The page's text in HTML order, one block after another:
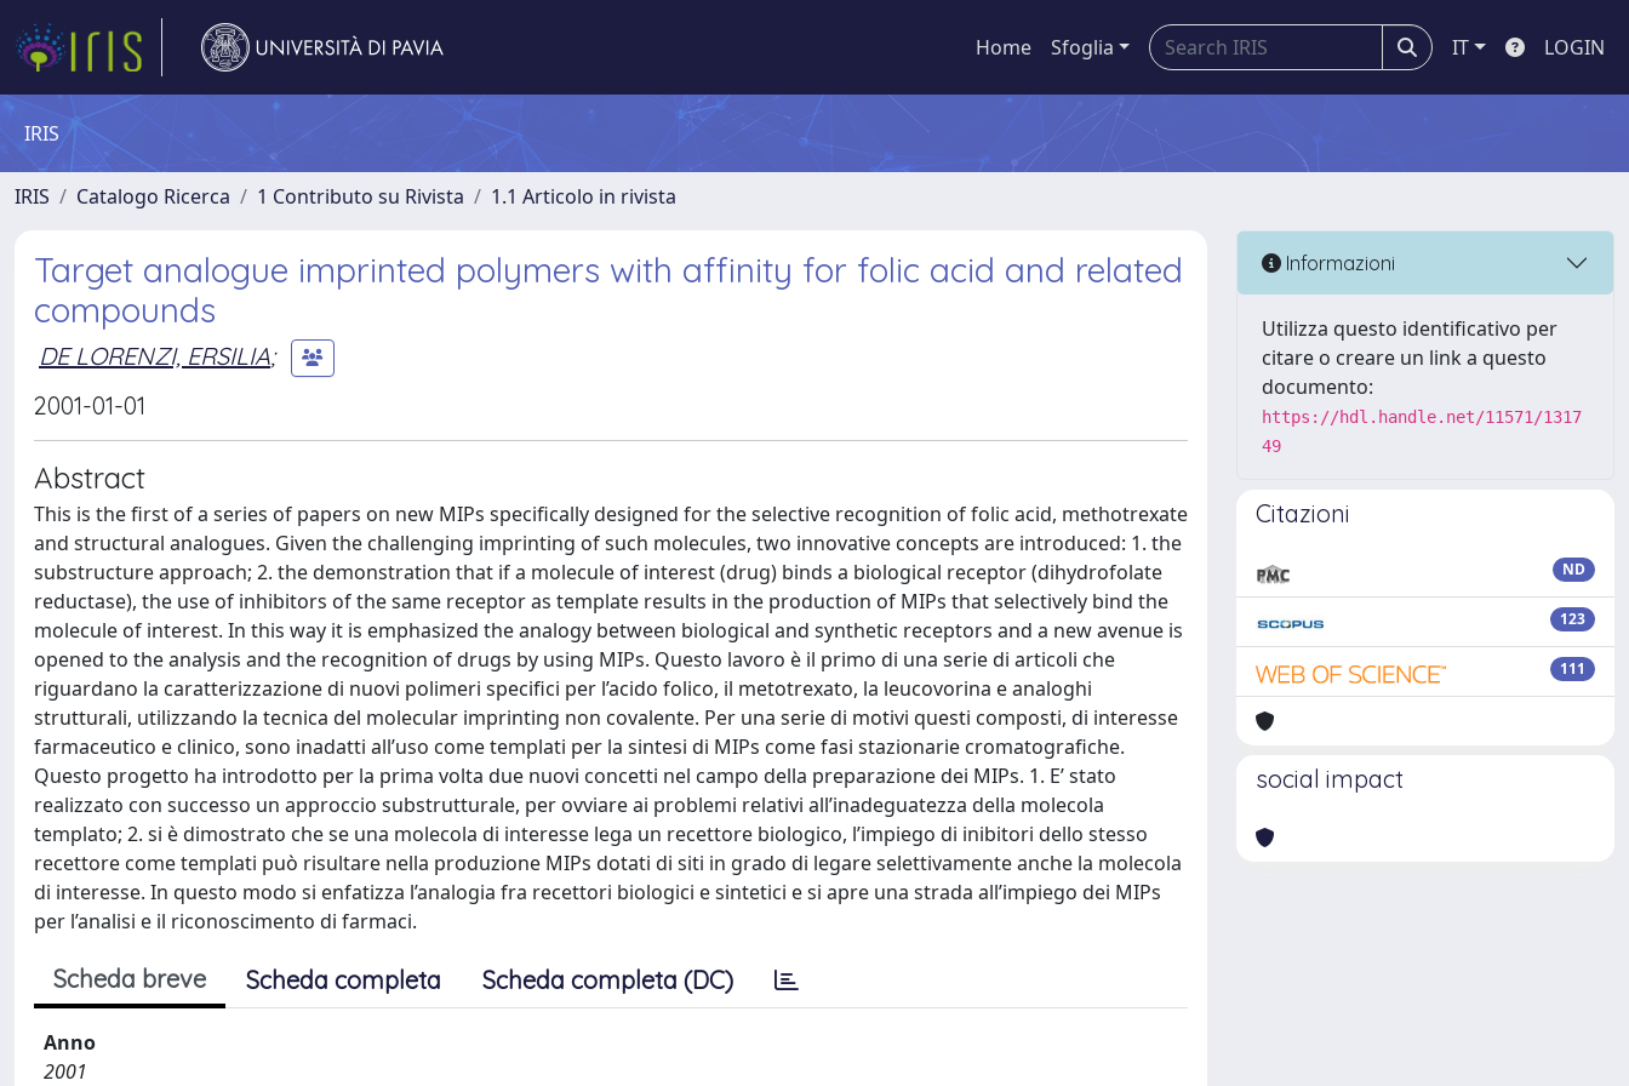
Home Sfoglia IT LOGIN
IRIS
IRIS Catalogo Ricerca 1 Contributo su Rivista 1.1 Articolo in rivista
Target analogue imprinted polymers with affinity for folic acid and related
compounds
DE LORENZI, ERSILIA;
2001-01-01
Abstract
This is the first of a series of papers on new MIPs specifically designed for the selective recognition of folic acid, methotrexate
and structural analogues. Given the challenging imprinting of such molecules, two innovative concepts are introduced: 1. the
substructure approach; 2. the demonstration that if a molecule of interest (drug) binds a biological receptor (dihydrofolate
reductase), the use of inhibitors of the same receptor as template results in the production of MIPs that selectively bind the
molecule of interest. In this way it is emphasized the analogy between biological and synthetic receptors and a new avenue is
opened to the analysis and the recognition of drugs by using MIPs. Questo lavoro è il primo di una serie di articoli che
riguardano la caratterizzazione di nuovi polimeri specifici per l’acido folico, il metotrexato, la leucovorina e analoghi
strutturali, utilizzando la tecnica del molecular imprinting non covalente. Per una serie di motivi questi composti, di interesse
farmaceutico e clinico, sono inadatti all’uso come templati per la sintesi di MIPs come fasi stazionarie cromatografiche.
Questo progetto ha introdotto per la prima volta due nuovi concetti nel campo della preparazione dei MIPs. 1. E’ stato
realizzato con successo un approccio substrutturale, per ovviare ai problemi relativi all’inadeguatezza della molecola
templato; 2. si è dimostrato che se una molecola di interesse lega un recettore biologico, l’impiego di inibitori dello stesso
recettore come templati può risultare nella produzione MIPs dotati di siti in grado di legare selettivamente anche la molecola
di interesse. In questo modo si enfatizza l’analogia fra recettori biologici e sintetici e si apre una strada all’impiego dei MIPs
per l’analisi e il riconoscimento di farmaci.
Scheda breve Scheda completa Scheda completa (DC)
Anno
2001
Informazioni
Utilizza questo identificativo per
citare o creare un link a questo
documento:
https://hdl.handle.net/11571/1317
49
Citazioni
ND
123
111
social impact